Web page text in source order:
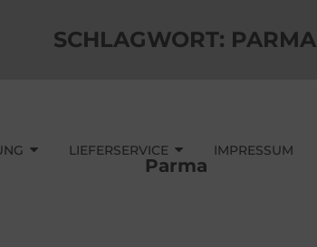
LIEFERSERVICE IMPRESSUM
SCHLAGWORT: PARMA
Parma